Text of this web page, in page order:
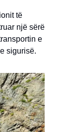
të
një sërë
e
sigurisë.